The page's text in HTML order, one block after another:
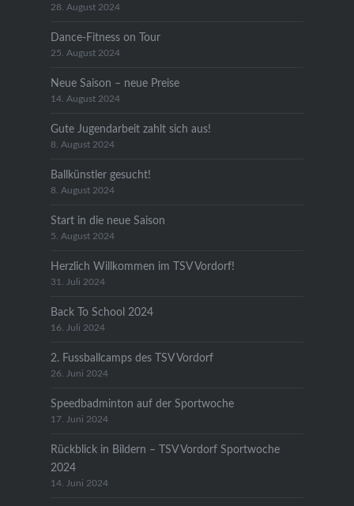
28. August 2024
Dance-Fitness on Tour
25. August 2024
Neue Saison – neue Preise
14. August 2024
Gute Jugendarbeit zahlt sich aus!
8. August 2024
Ballkünstler gesucht!
8. August 2024
Start in die neue Saison
5. August 2024
Herzlich Willkommen im TSV Vordorf!
31. Juli 2024
Back To School 2024
16. Juli 2024
2. Fussballcamps des TSV Vordorf
26. Juni 2024
Speedbadminton auf der Sportwoche
17. Juni 2024
Rückblick in Bildern – TSV Vordorf Sportwoche
2024
14. Juni 2024